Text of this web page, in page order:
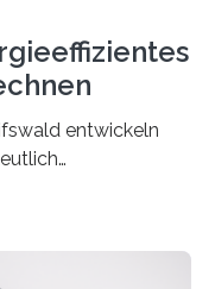
entwickeln
Gehirn. Die
vor